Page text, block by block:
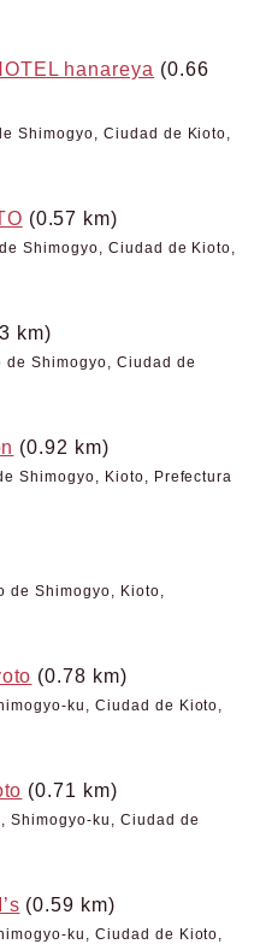
hanareya (0.66
Shimogyo, Ciudad de Kioto,
(0.57 km)
Shimogyo, Ciudad de Kioto,
km)
Shimogyo, Ciudad de
(0.92 km)
Shimogyo, Kioto, Prefectura
de Shimogyo, Kioto,
(0.78 km)
ku, Ciudad de Kioto,
(0.71 km)
Shimogyo-ku, Ciudad de
(0.59 km)
ku, Ciudad de Kioto,